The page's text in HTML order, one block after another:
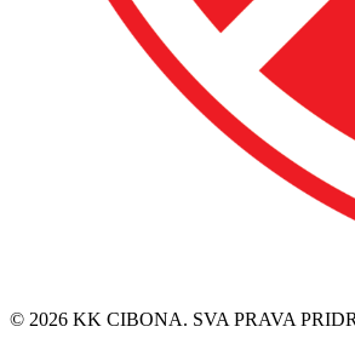
© 2026 KK CIBONA. SVA PRAVA